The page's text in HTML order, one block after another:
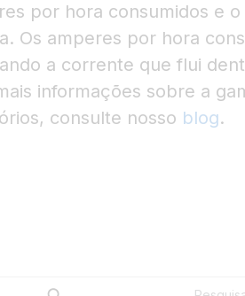
por hora consumidos e
Os amperes por hora
a corrente que flui
informações sobre a
consulte nosso blog.